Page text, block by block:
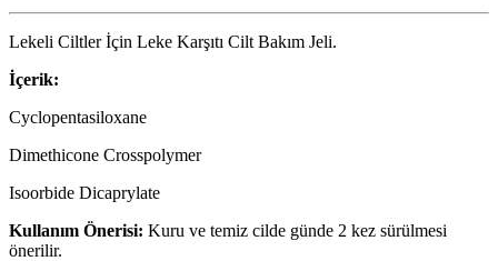
Lekeli Ciltler İçin Leke Karşıtı Cilt Bakım Jeli.
İçerik:
Cyclopentasiloxane
Dimethicone Crosspolymer
Isoorbide Dicaprylate
Kullanım Önerisi: Kuru ve temiz cilde günde 2 kez sürülmesi
önerilir.